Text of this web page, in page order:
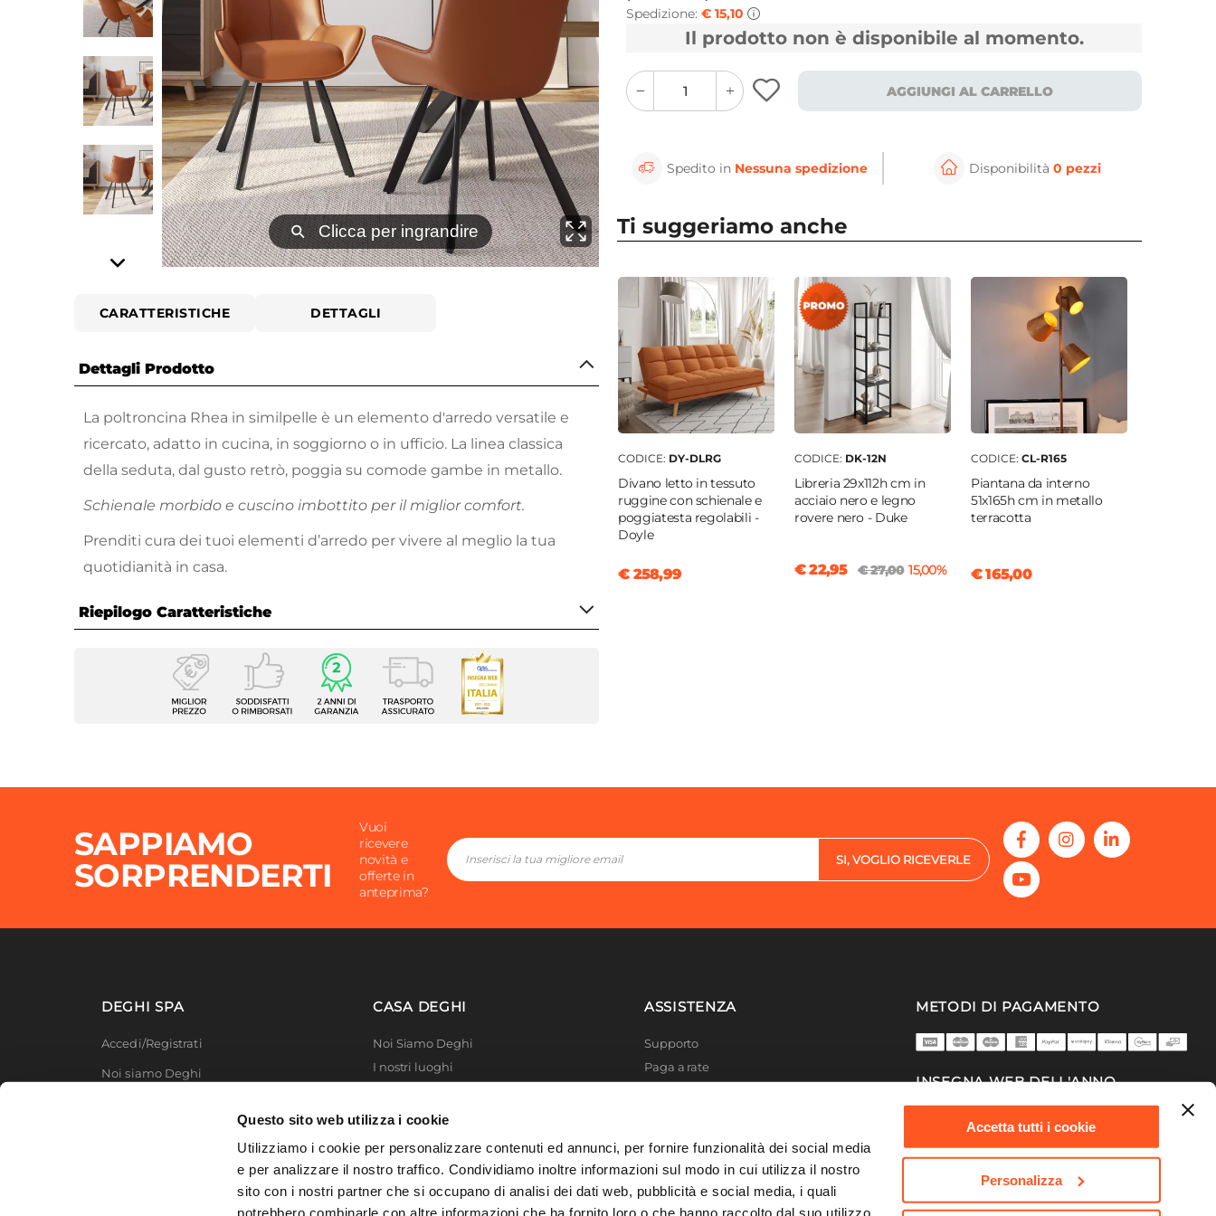
Questo sito web utilizza i cookie
Utilizziamo i cookie per personalizzare contenuti ed annunci, per fornire funzionalità dei social media
e per analizzare il nostro traffico. Condividiamo inoltre informazioni sul modo in cui utilizza il nostro
sito con i nostri partner che si occupano di analisi dei dati web, pubblicità e social media, i quali
potrebbero combinarle con altre informazioni che ha fornito loro o che hanno raccolto dal suo utilizzo
Accetta tutti i cookie
Personalizza
⚲ Clicca per ingrandire ⚲ Clicca per ingrandire
CARATTERISTICHE DETTAGLI
Dettagli Prodotto
La poltroncina Rhea in similpelle è un elemento d'arredo versatile e
ricercato, adatto in cucina, in soggiorno o in ufficio. La linea classica
della seduta, dal gusto retrò, poggia su comode gambe in metallo.
Schienale morbido e cuscino imbottito per il miglior comfort.
Prenditi cura dei tuoi elementi d’arredo per vivere al meglio la tua
quotidianità in casa.
Riepilogo Caratteristiche
Caratteristiche
Set di poltrone
Numero Elementi
2 elementi
Altezza
83 cm
Materiale Seduta
Similpelle
Colore Seduta
Terracotta
Nero
Spedizione: € 15,10
Il prodotto non è disponibile al momento.
quantity
button
quantity
minus
button
AGGIUNGI AL CARRELLO
Spedito in Nessuna spedizione Disponibilità 0 pezzi
Ti suggeriamo anche
CODICE: DY-DLRG
Divano letto in tessuto
ruggine con schienale e
poggiatesta regolabili -
Doyle
€ 258,99
CODICE: DK-12N
Libreria 29x112h cm in
acciaio nero e legno
rovere nero - Duke
€ 22,95 € 27,00 15,00%
CODICE: CL-R165
Piantana da interno
51x165h cm in metallo
terracotta
€ 165,00
SAPPIAMO
SORPRENDERTI
Vuoi
ricevere
novità e
offerte in
anteprima?
SI, VOGLIO RICEVERLE
DEGHI SPA
Accedi/Registrati
Noi siamo Deghi
Modello organizzativo e codice etico
CASA DEGHI
Noi Siamo Deghi
I nostri luoghi
MFT - La produzione
Deghi Solidale
Deghi Academy
ASSISTENZA
Supporto
Paga a rate
Privacy Policy
Cookie policy
METODI DI PAGAMENTO
INSEGNA WEB DELL'ANNO